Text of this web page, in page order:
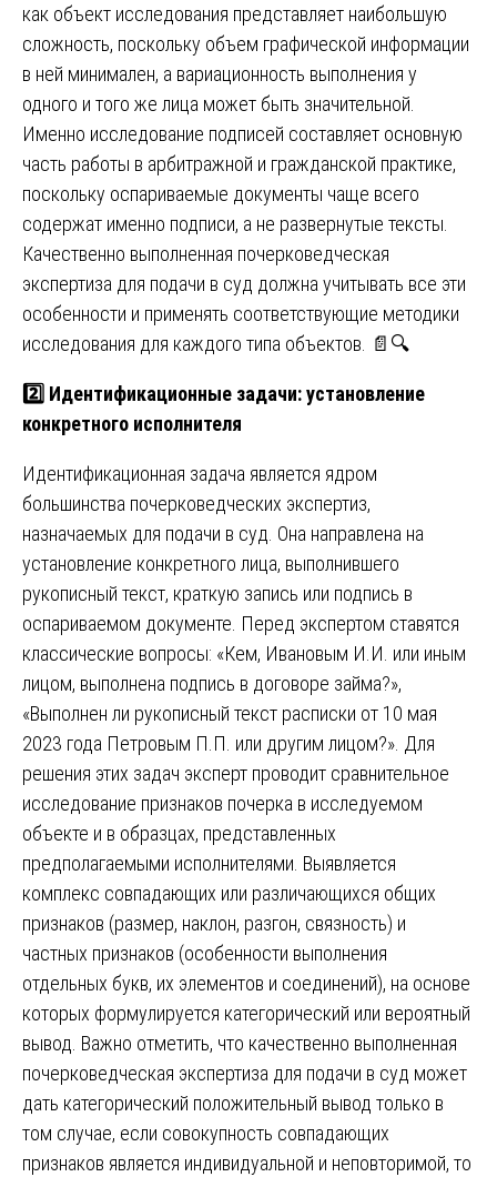
как объект исследования представляет наибольшую
сложность, поскольку объем графической информации
в ней минимален, а вариационность выполнения у
одного и того же лица может быть значительной.
Именно исследование подписей составляет основную
часть работы в арбитражной и гражданской практике,
поскольку оспариваемые документы чаще всего
содержат именно подписи, а не развернутые тексты.
Качественно выполненная почерковедческая
экспертиза для подачи в суд должна учитывать все эти
особенности и применять соответствующие методики
исследования для каждого типа объектов. 📄🔍
2️⃣ Идентификационные задачи: установление
конкретного исполнителя
Идентификационная задача является ядром
большинства почерковедческих экспертиз,
назначаемых для подачи в суд. Она направлена на
установление конкретного лица, выполнившего
рукописный текст, краткую запись или подпись в
оспариваемом документе. Перед экспертом ставятся
классические вопросы: «Кем, Ивановым И.И. или иным
лицом, выполнена подпись в договоре займа?»,
«Выполнен ли рукописный текст расписки от 10 мая
2023 года Петровым П.П. или другим лицом?». Для
решения этих задач эксперт проводит сравнительное
исследование признаков почерка в исследуемом
объекте и в образцах, представленных
предполагаемыми исполнителями. Выявляется
комплекс совпадающих или различающихся общих
признаков (размер, наклон, разгон, связность) и
частных признаков (особенности выполнения
отдельных букв, их элементов и соединений), на основе
которых формулируется категорический или вероятный
вывод. Важно отметить, что качественно выполненная
почерковедческая экспертиза для подачи в суд может
дать категорический положительный вывод только в
том случае, если совокупность совпадающих
признаков является индивидуальной и неповторимой, то